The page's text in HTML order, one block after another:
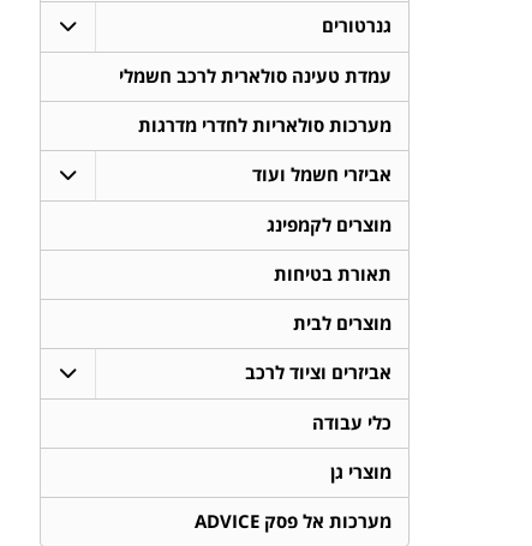
גנרטורים
עמדת טעינה סולארית לרכב חשמלי
מערכות סולאריות לחדרי מדרגות
אביזרי חשמל ועוד
מוצרים לקמפינג
תאורת בטיחות
מוצרים לבית
אביזרים וציוד לרכב
כלי עבודה
מוצרי גן
מערכות אל פסק ADVICE